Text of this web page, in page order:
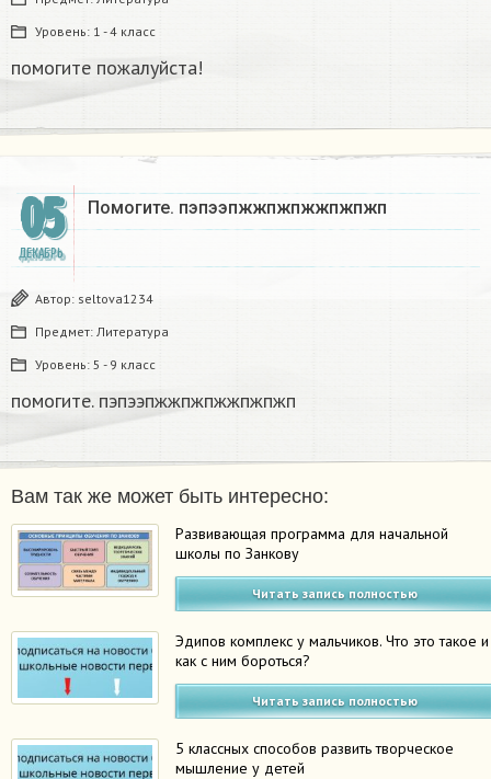
Уровень: 1 - 4 класс
помогите пожалуйста!​
05
ДЕКАБРЬ
Помогите. пэпээпжжпжпжжпжпжп​
Автор: seltova1234
Предмет: Литература
Уровень: 5 - 9 класс
помогите. пэпээпжжпжпжжпжпжп​
Вам так же может быть интересно:
Развивающая программа для начальной
школы по Занкову
Читать запись полностью
Эдипов комплекс у мальчиков. Что это такое и
как с ним бороться?
Читать запись полностью
5 классных способов развить творческое
мышление у детей